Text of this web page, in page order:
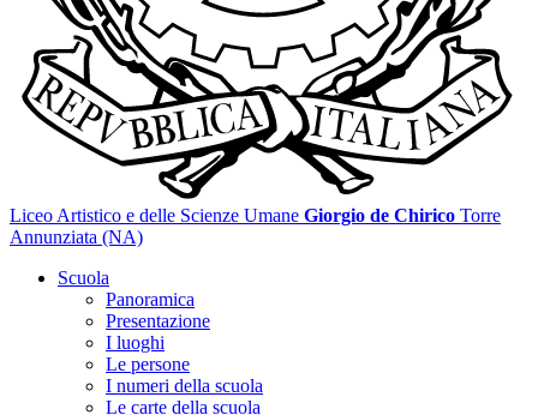
Liceo Artistico e delle Scienze Umane Giorgio de Chirico Torre
Annunziata (NA)
Scuola
Panoramica
Presentazione
I luoghi
Le persone
I numeri della scuola
Le carte della scuola